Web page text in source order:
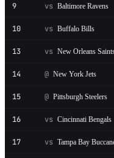
9 vs Baltimore Ravens
10 vs Buffalo Bills
13 vs New Orleans
14 @ New York Jets
15 @ Pittsburgh Steelers
16 vs Cincinnati Bengals
17 vs Tampa Bay